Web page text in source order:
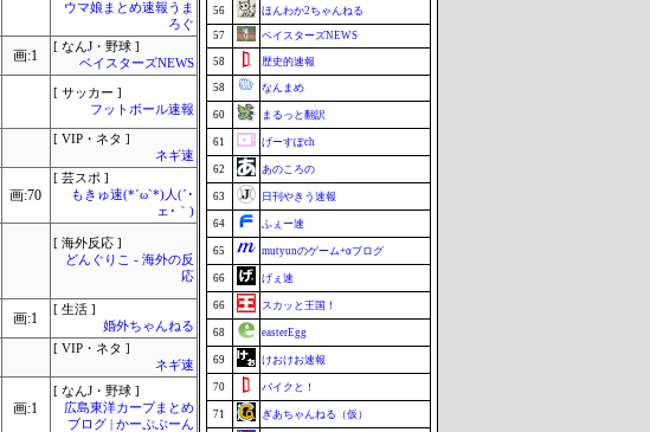
ウマ娘まとめ速報うま
ろぐ
画:1
[ なんJ・野球 ]
ベイスターズNEWS
[ サッカー ]
フットボール速報
[ VIP・ネタ ]
ネギ速
画:70
[ 芸スポ ]
もきゅ速(*´ω`*)人(´･
ェ･｀)
[ 海外反応 ]
どんぐりこ - 海外の反
応
画:1
[ 生活 ]
婚外ちゃんねる
[ VIP・ネタ ]
ネギ速
画:1
[ なんJ・野球 ]
広島東洋カープまとめ
ブログ | かーぷぶーん
56 ほんわか2ちゃんねる
57 ベイスターズNEWS
58 歴史的速報
58 なんまめ
60 まるっと翻訳
61 げーすぽch
62 あのころの
63 日刊やきう速報
64 ふぇー速
65 mutyunのゲーム+αブログ
66 げぇ速
66 スカッと王国！
68 easterEgg
69 けおけお速報
70 バイクと！
71 ぎあちゃんねる（仮）